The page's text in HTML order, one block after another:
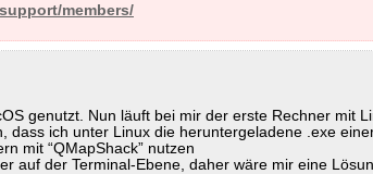
members/
genutzt. Nun läuft bei mir der erste Rechner mit
ich unter Linux die heruntergeladene .exe
mit “QMapShack” nutzen
auf der Terminal-Ebene, daher wäre mir eine